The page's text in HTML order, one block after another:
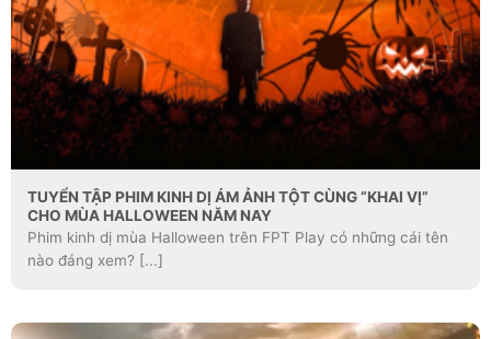
TUYỂN TẬP PHIM KINH DỊ ÁM ẢNH TỘT CÙNG “KHAI VỊ”
CHO MÙA HALLOWEEN NĂM NAY
Phim kinh dị mùa Halloween trên FPT Play có những cái tên
nào đáng xem? [...]